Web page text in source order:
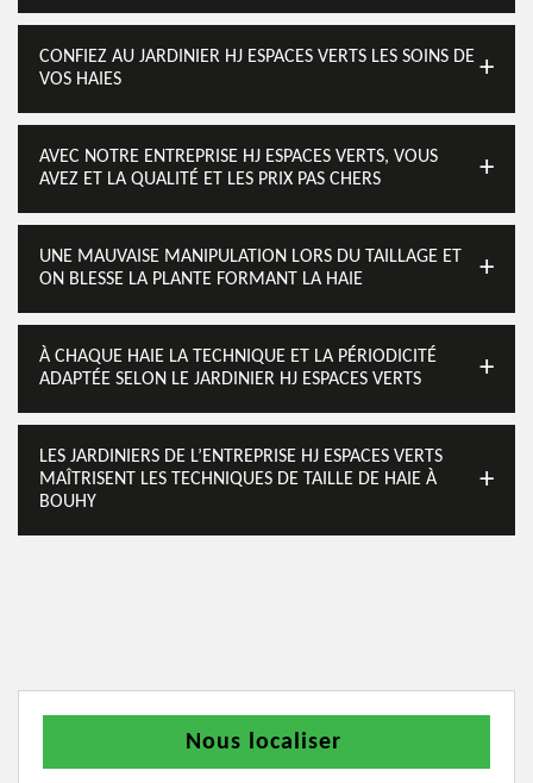
CONFIEZ AU JARDINIER HJ ESPACES VERTS LES SOINS DE
VOS HAIES
AVEC NOTRE ENTREPRISE HJ ESPACES VERTS, VOUS
AVEZ ET LA QUALITÉ ET LES PRIX PAS CHERS
UNE MAUVAISE MANIPULATION LORS DU TAILLAGE ET
ON BLESSE LA PLANTE FORMANT LA HAIE
À CHAQUE HAIE LA TECHNIQUE ET LA PÉRIODICITÉ
ADAPTÉE SELON LE JARDINIER HJ ESPACES VERTS
LES JARDINIERS DE L’ENTREPRISE HJ ESPACES VERTS
MAÎTRISENT LES TECHNIQUES DE TAILLE DE HAIE À
BOUHY
Nous localiser